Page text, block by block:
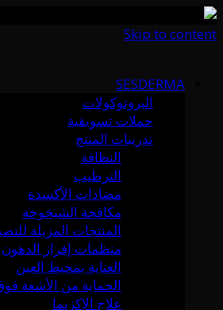
Skip to content
SESDERMA
البروتوكولات
حملات تسويقية
تدريبات المنتج
النظافة
الترطيب
مضادات الأكسدة
مكافحة الشيخوخة
المنتجات المزيلة
منظمات إفراز الدهون
العناية بمحيط العين
الحماية من الأشعة
علاج الإكزيما